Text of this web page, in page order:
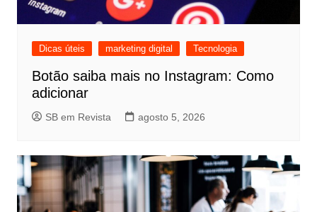
Dicas úteis marketing digital Tecnologia
Botão saiba mais no Instagram: Como
adicionar
SB em Revista agosto 5, 2026